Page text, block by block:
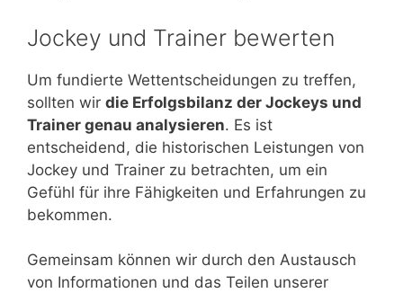
Jockey und Trainer bewerten
Um fundierte Wettentscheidungen zu treffen,
sollten wir die Erfolgsbilanz der Jockeys und
Trainer genau analysieren. Es ist
entscheidend, die historischen Leistungen von
Jockey und Trainer zu betrachten, um ein
Gefühl für ihre Fähigkeiten und Erfahrungen zu
bekommen.
Gemeinsam können wir durch den Austausch
von Informationen und das Teilen unserer